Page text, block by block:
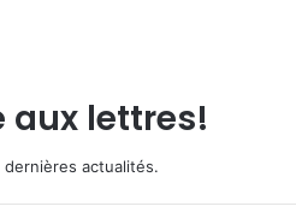
aux lettres!
actualités.